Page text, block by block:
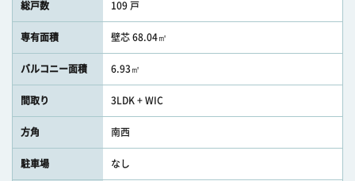
総戸数 109 戸
専有面積 壁芯 68.04㎡
バルコニー面積 6.93㎡
間取り 3LDK + WIC
方角 南西
駐車場 なし